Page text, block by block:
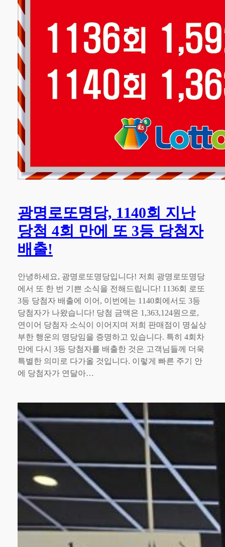
광명로또명당, 1140회 지난
당첨 4회 만에 또 3등 당첨자
배출!
안녕하세요, 광명로또명당입니다! 저희 광명로또명당
에서 또 한 번 기쁜 소식을 전해드립니다! 1136회 로또
3등 당첨자 배출에 이어, 이번에는 1140회에서도 3등
당첨자가 나왔습니다! 당첨 금액은 1,363,124원으로,
연이어 당첨자 소식이 이어지며 저희 판매점이 명실상
부한 행운의 명당임을 증명하고 있습니다. 특히 4회차
만에 다시 3등 당첨자를 배출한 것은 고객님들께 더욱
특별한 의미로 다가올 것입니다. 이렇게 빠른 주기 안
에 당첨자가 연달아…